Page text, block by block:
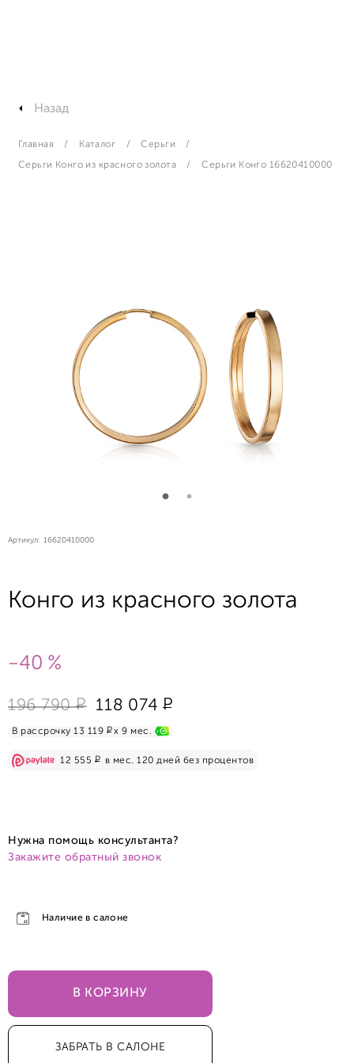
Назад
Главная Каталог Серьги
Серьги Конго из красного золота Серьги Конго 16620410000
Артикул: 16620410000
Конго из красного золота
-40 %
196 790 Р 118 074 Р
В рассрочку 13 119 Рx 9 мес.
12 555 Рв мес. 120 дней без процентов
Нужна помощь консультанта?
Закажите обратный звонок
Наличие в салоне
В КОРЗИНУ
ЗАБРАТЬ В САЛОНЕ